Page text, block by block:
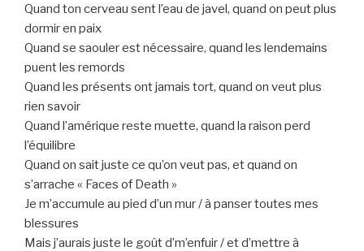
Quand ton cerveau sent l’eau de javel, quand on peut plus
dormir en paix
Quand se saouler est nécessaire, quand les lendemains
puent les remords
Quand les présents ont jamais tort, quand on veut plus
rien savoir
Quand l’amérique reste muette, quand la raison perd
l’équilibre
Quand on sait juste ce qu’on veut pas, et quand on
s’arrache « Faces of Death »
Je m’accumule au pied d’un mur / à panser toutes mes
blessures
Mais j’aurais juste le goût d’m’enfuir / et d’mettre à